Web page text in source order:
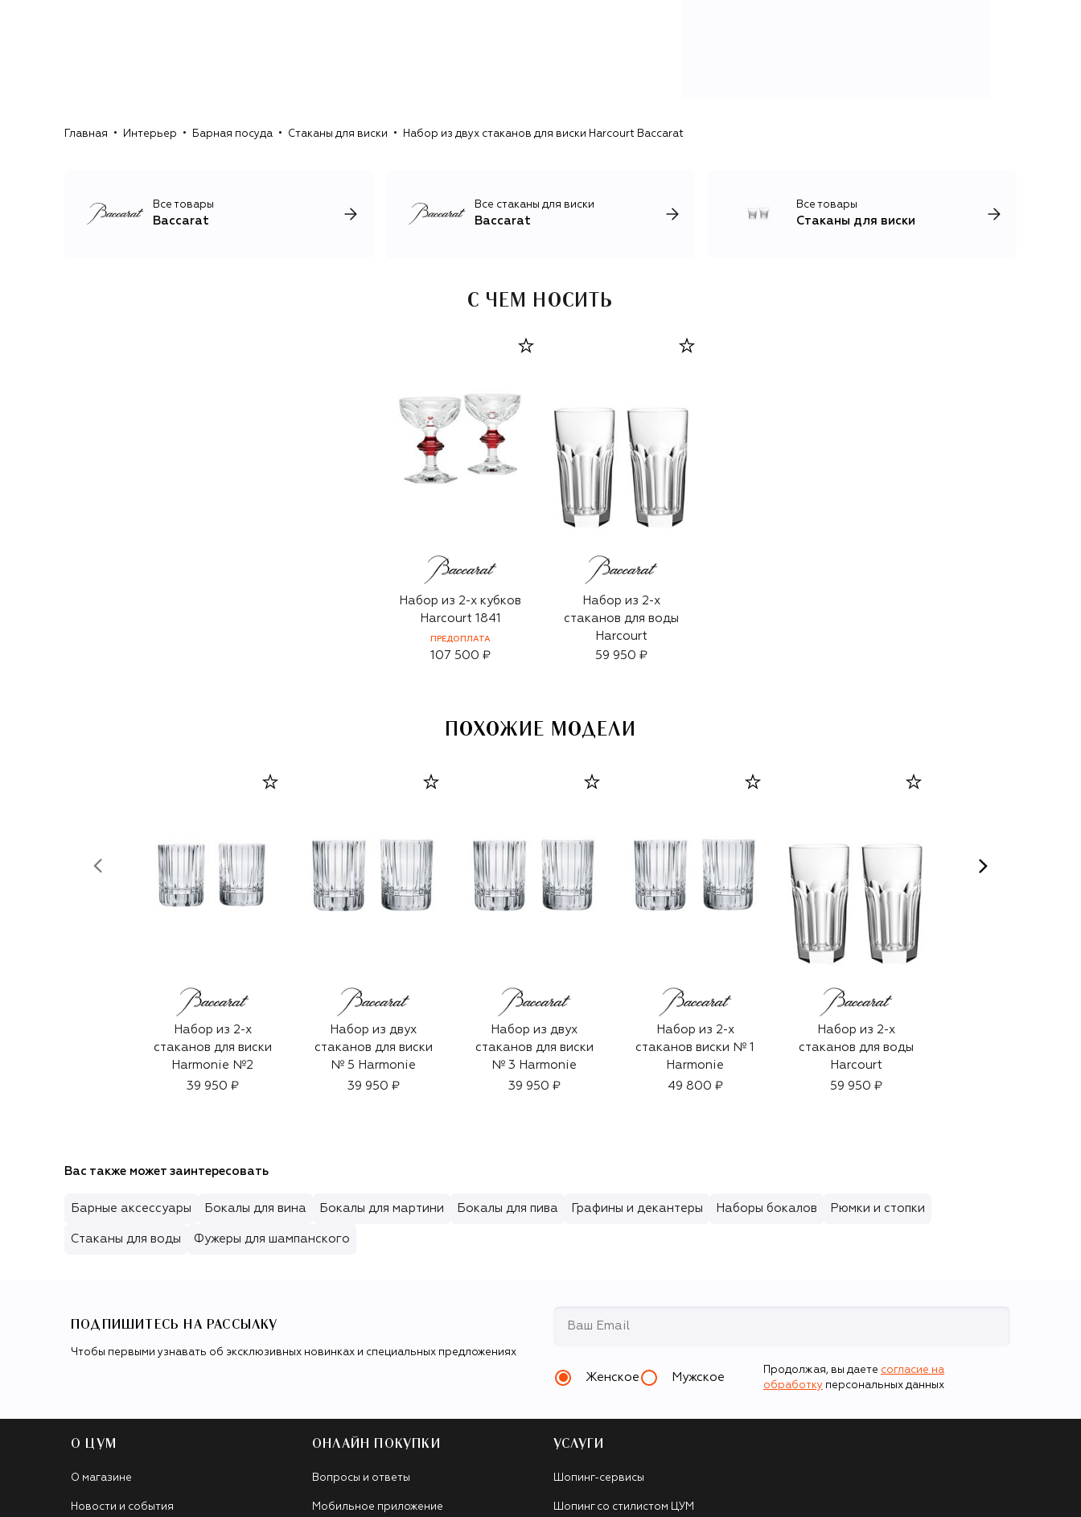
Главная Интерьер Барная посуда Стаканы для виски Набор из двух стаканов для виски Harcourt Baccarat
Все товары
Baccarat
Все стаканы для виски
Baccarat
Все товары
Стаканы для виски
С ЧЕМ НОСИТЬ
Набор из 2-х кубков
Harcourt 1841
ПРЕДОПЛАТА
107 500 ₽
Набор из 2-х
стаканов для воды
Harcourt
59 950 ₽
ПОХОЖИЕ МОДЕЛИ
Набор из 2-х
стаканов для виски
Harmonie №2
39 950 ₽
Набор из двух
стаканов для виски
№ 5 Harmonie
39 950 ₽
Набор из двух
стаканов для виски
№ 3 Harmonie
39 950 ₽
Набор из 2-х
стаканов виски № 1
Harmonie
49 800 ₽
Набор из 2-х
стаканов для воды
Harcourt
59 950 ₽
Вас также может заинтересовать
Барные аксессуары Бокалы для вина Бокалы для мартини Бокалы для пива Графины и декантеры Наборы бокалов Рюмки и стопки
Стаканы для воды Фужеры для шампанского
ПОДПИШИТЕСЬ НА РАССЫЛКУ
Чтобы первыми узнавать об эксклюзивных новинках и специальных предложениях
Женское Мужское
Продолжая, вы даете согласие на
обработку персональных данных
О ЦУМ
О магазине
Новости и события
ОНЛАЙН ПОКУПКИ
Вопросы и ответы
Мобильное приложение
УСЛУГИ
Шопинг-сервисы
Шопинг со стилистом ЦУМ